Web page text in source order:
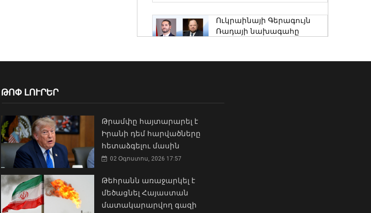
«Դոլֆին» թայֆունը
շարժվում է դեպի
Չինաստան․ վտանգի տակ
է մինչև 30 միլիոն մարդ․
07 Օգոստոս, 2026 23:53
հիմքերի վճարովի
Ուկրաինայի Գերագույն
Ռադայի նախագահը
ԹՈՓ ԼՈՒՐԵՐ
Թրամփը հայտարարել է
Իրանի դեմ հարվածները
հետաձգելու մասին
02 Օգոստոս, 2026 17:57
Թեհրանն առաջարկել է
մեծացնել Հայաստան
մատակարարվող գազի